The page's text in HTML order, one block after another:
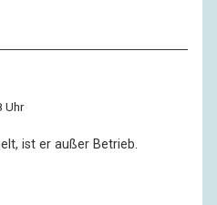
Uhr
ist er außer Betrieb.